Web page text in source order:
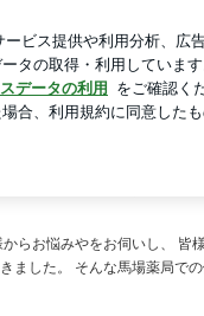
ドして ブログの更新通知
を受
らお悩みやをお伺いし、 皆
ました。 そんな馬場薬局で